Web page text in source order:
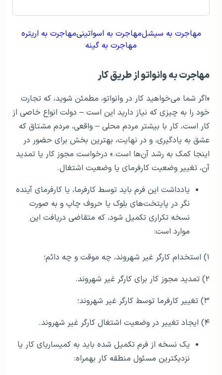
مهاجرت به سیشلمهاجرت به اسواتینیمهاجرت به اریتره
مهاجرت به گینه
مهاجرت به وانواتو از طریق کار
«اگر شما می‌خواهید کار در وانواتو، مطمئن شوید، که تجارت
خود را به چیزی که نیاز دارید این است – دولت انواع خاصی از
کار است، کار با بیشتر مردم محلی – واقعی، مردم مشتاق که
عشق به یادگیری، و در نهایت، بهترین بخش برای حضور در
اینجا کمک به رشد آن‌ها است.» درخواست مجوز کار یا تمدید
آن، تغییر وضعیت کارفرمای یا وضعیت اشتغال.
یادداشت این فرم باید توسط کارفرما، یا کارفرمای آینده
نگر در پایتخت‌های بلوک یا حروف چاپ و به صورت
نسخه تکراری تکمیل شود، که متقاضی دریافت این
موارد است:
۱) استخدام کارگر غیر شهروند، چه موقت و چه دائم؛
۲) تمدید مجوز کار برای کارگر غیر شهروند.
۳) تغییر کارفرما توسط کارگر غیر شهروند؛
۴) ایجاد تغییر در وضعیت اشتغال کارگر غیر شهروند.
یک نسخه از فرم تکمیل شده باید به کمیساریای کار یا
نزدیکترین مسئول منطقه کار بهمراه: